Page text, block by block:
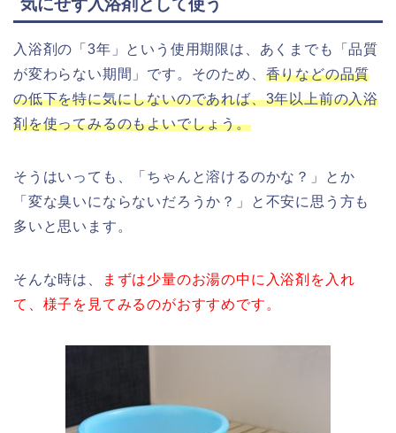
気にせず入浴剤として使う
入浴剤の「3年」という使用期限は、あくまでも「品質
が変わらない期間」です。そのため、 香りなどの品質
の低下を特に気にしないのであれば、3年以上前の入浴
剤を使ってみるのもよいでしょう。
そうはいっても、「ちゃんと溶けるのかな？」とか
「変な臭いにならないだろうか？」と不安に思う方も
多いと思います。
そんな時は、
まずは少量のお湯の中に入浴剤を入れ
て、様子を見てみるのがおすすめです。